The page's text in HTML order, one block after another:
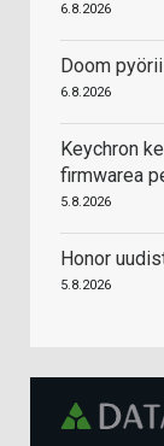
6.8.2026
Doom
6.8.2026
Keychron
firmwarea
5.8.2026
Honor
5.8.2026